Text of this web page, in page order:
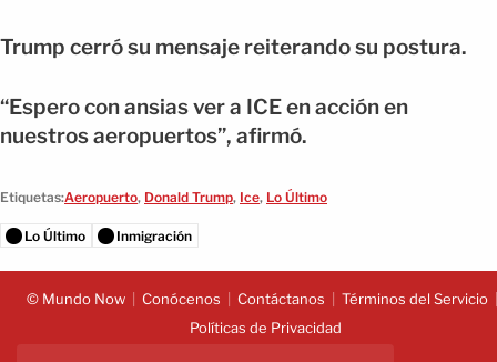
Trump cerró su mensaje reiterando su postura.
“Espero con ansias ver a ICE en acción en
nuestros aeropuertos”, afirmó.
Etiquetas:Aeropuerto, Donald Trump, Ice, Lo Último
Lo Último Inmigración
© Mundo Now Conócenos Contáctanos
Términos del Servicio
Políticas de Privacidad